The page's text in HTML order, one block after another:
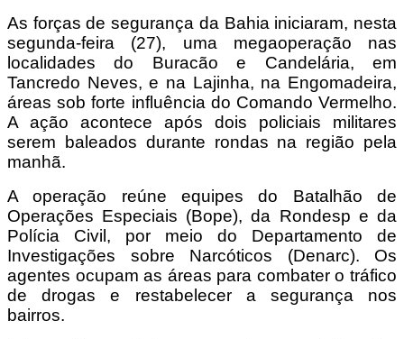
As forças de segurança da Bahia iniciaram, nesta
segunda-feira (27), uma megaoperação nas
localidades do Buracão e Candelária, em
Tancredo Neves, e na Lajinha, na Engomadeira,
áreas sob forte influência do Comando Vermelho.
A ação acontece após dois policiais militares
serem baleados durante rondas na região pela
manhã.
A operação reúne equipes do Batalhão de
Operações Especiais (Bope), da Rondesp e da
Polícia Civil, por meio do Departamento de
Investigações sobre Narcóticos (Denarc). Os
agentes ocupam as áreas para combater o tráfico
de drogas e restabelecer a segurança nos
bairros.